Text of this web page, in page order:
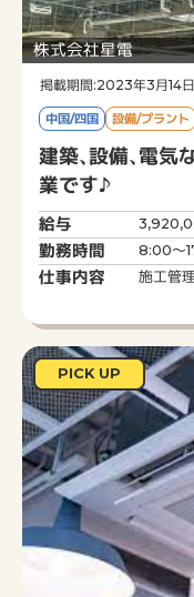
賃貸マ
ど、幅
上記、
ームの
作業も
～営業
算見積
① 賃借
や説明
② 原状回
あり（
クリー
が中心
ション
株式会社星電
掲載期間:2023年3月14日
中国/四国 設備/プラント
建築、設備、電
業です♪
給与
勤務時間 8:00～
仕事内容 施工管理
PICK UP